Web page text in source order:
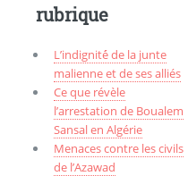
rubrique
L’indignité́ de la junte
malienne et de ses alliés
Ce que révèle
l’arrestation de Boualem
Sansal en Algérie
Menaces contre les civils
de l’Azawad